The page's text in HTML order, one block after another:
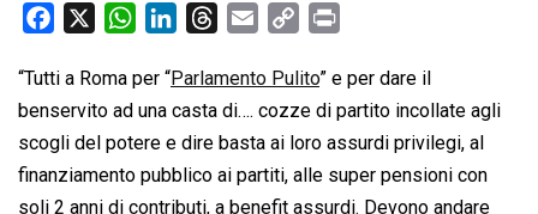
c
e
b
o
o
W
a
t
s
A
p
n
k
e
d
I
r
e
a
d
s
a
i
l
p
y
L
i
n
i
n
t
“Tutti a Roma per “Parlamento Pulito” e per dare il
benservito ad una casta di…. cozze di partito incollate agli
scogli del potere e dire basta ai loro assurdi privilegi, al
finanziamento pubblico ai partiti, alle super pensioni con
soli 2 anni di contributi, a benefit assurdi. Devono andare